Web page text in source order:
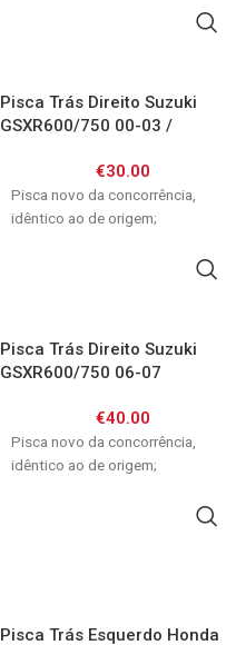
Pisca Trás Direito Suzuki
GSXR600/750 00-03 /
€30.00
Pisca novo da concorrência,
idêntico ao de origem;
Pisca Trás Direito Suzuki
GSXR600/750 06-07
€40.00
Pisca novo da concorrência,
idêntico ao de origem;
Pisca Trás Esquerdo Honda